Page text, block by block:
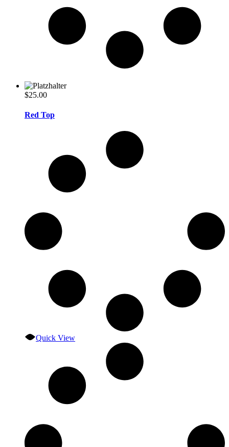
$25.00
Red Top
Quick View